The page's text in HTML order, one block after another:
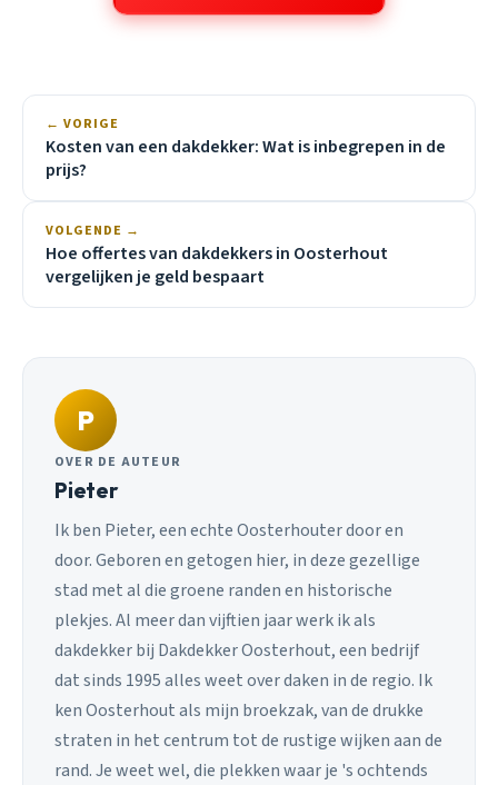
← VORIGE
Kosten van een dakdekker: Wat is inbegrepen in de
prijs?
VOLGENDE →
Hoe offertes van dakdekkers in Oosterhout
vergelijken je geld bespaart
P
OVER DE AUTEUR
Pieter
Ik ben Pieter, een echte Oosterhouter door en
door. Geboren en getogen hier, in deze gezellige
stad met al die groene randen en historische
plekjes. Al meer dan vijftien jaar werk ik als
dakdekker bij Dakdekker Oosterhout, een bedrijf
dat sinds 1995 alles weet over daken in de regio. Ik
ken Oosterhout als mijn broekzak, van de drukke
straten in het centrum tot de rustige wijken aan de
rand. Je weet wel, die plekken waar je 's ochtends